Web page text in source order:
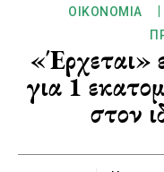
ΟΙΚΟΝΟΜΊΑ
«Έρχεται»
για 1
στον